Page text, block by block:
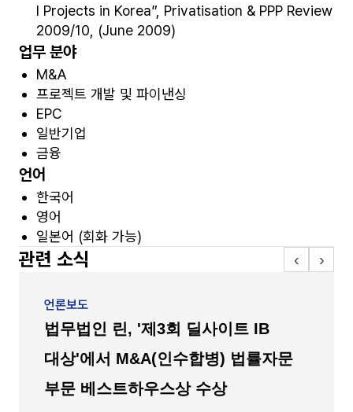
I Projects in Korea”, Privatisation & PPP Review
2009/10, (June 2009)
업무 분야
M&A
프로젝트 개발 및 파이낸싱
EPC
일반기업
금융
언어
한국어
영어
일본어 (회화 가능)
관련 소식 ‹ ›
언론보도
법무법인 린, '제3회 딜사이트 IB
대상'에서 M&A(인수합병) 법률자문
부문 베스트하우스상 수상